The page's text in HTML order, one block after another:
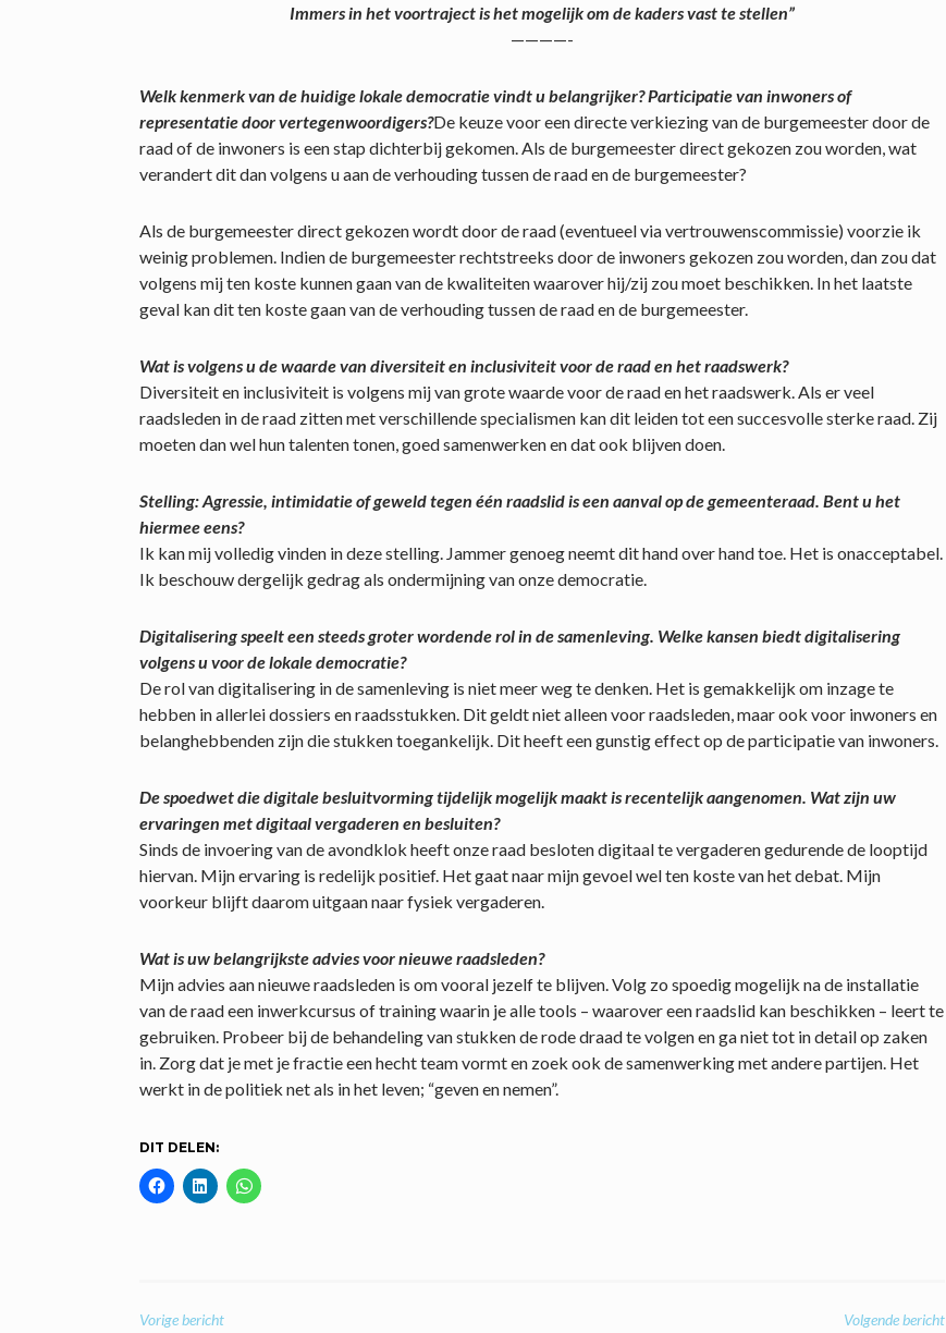
Immers in het voortraject is het mogelijk om de kaders vast te stellen”
————-
Welk kenmerk van de huidige lokale democratie vindt u belangrijker? Participatie van inwoners of
representatie door vertegenwoordigers?De keuze voor een directe verkiezing van de burgemeester door de
raad of de inwoners is een stap dichterbij gekomen. Als de burgemeester direct gekozen zou worden, wat
verandert dit dan volgens u aan de verhouding tussen de raad en de burgemeester?
Als de burgemeester direct gekozen wordt door de raad (eventueel via vertrouwenscommissie) voorzie ik
weinig problemen. Indien de burgemeester rechtstreeks door de inwoners gekozen zou worden, dan zou dat
volgens mij ten koste kunnen gaan van de kwaliteiten waarover hij/zij zou moet beschikken. In het laatste
geval kan dit ten koste gaan van de verhouding tussen de raad en de burgemeester.
Wat is volgens u de waarde van diversiteit en inclusiviteit voor de raad en het raadswerk?
Diversiteit en inclusiviteit is volgens mij van grote waarde voor de raad en het raadswerk. Als er veel
raadsleden in de raad zitten met verschillende specialismen kan dit leiden tot een succesvolle sterke raad. Zij
moeten dan wel hun talenten tonen, goed samenwerken en dat ook blijven doen.
Stelling: Agressie, intimidatie of geweld tegen één raadslid is een aanval op de gemeenteraad. Bent u het
hiermee eens?
Ik kan mij volledig vinden in deze stelling. Jammer genoeg neemt dit hand over hand toe. Het is onacceptabel.
Ik beschouw dergelijk gedrag als ondermijning van onze democratie.
Digitalisering speelt een steeds groter wordende rol in de samenleving. Welke kansen biedt digitalisering
volgens u voor de lokale democratie?
De rol van digitalisering in de samenleving is niet meer weg te denken. Het is gemakkelijk om inzage te
hebben in allerlei dossiers en raadsstukken. Dit geldt niet alleen voor raadsleden, maar ook voor inwoners en
belanghebbenden zijn die stukken toegankelijk. Dit heeft een gunstig effect op de participatie van inwoners.
De spoedwet die digitale besluitvorming tijdelijk mogelijk maakt is recentelijk aangenomen. Wat zijn uw
ervaringen met digitaal vergaderen en besluiten?
Sinds de invoering van de avondklok heeft onze raad besloten digitaal te vergaderen gedurende de looptijd
hiervan. Mijn ervaring is redelijk positief. Het gaat naar mijn gevoel wel ten koste van het debat. Mijn
voorkeur blijft daarom uitgaan naar fysiek vergaderen.
Wat is uw belangrijkste advies voor nieuwe raadsleden?
Mijn advies aan nieuwe raadsleden is om vooral jezelf te blijven. Volg zo spoedig mogelijk na de installatie
van de raad een inwerkcursus of training waarin je alle tools – waarover een raadslid kan beschikken – leert te
gebruiken. Probeer bij de behandeling van stukken de rode draad te volgen en ga niet tot in detail op zaken
in. Zorg dat je met je fractie een hecht team vormt en zoek ook de samenwerking met andere partijen. Het
werkt in de politiek net als in het leven; “geven en nemen”.
DIT DELEN:
Vorige bericht Volgende bericht